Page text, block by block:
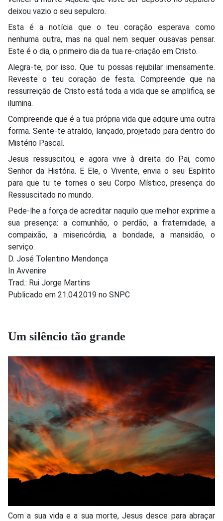
deixou vazio o seu sepulcro.
Esta é a notícia que o teu coração esperava como
nenhuma outra, mas na qual nem sequer ousavas pensar.
Este é o dia, o primeiro dia da tua re-criação em Cristo.
Alegra-te, por isso. Que tu possas rejubilar imensamente.
Reveste o teu coração de festa. Compreende que na
ressurreição de Cristo está toda a vida que se amplifica, se
ilumina.
Compreende que é a tua própria vida que adquire uma outra
forma. Sente-te atraído, lançado, projetado para dentro do
Mistério Pascal.
Jesus ressuscitou, e agora vive à direita do Pai, como
Senhor da História. E Ele, o Vivente, envia o seu Espírito
para que tu te tornes o seu Corpo Místico, presença do
Ressuscitado no mundo.
Pede-lhe a força de acreditar naquilo que melhor exprime a
sua presença: a comunhão, o perdão, a fraternidade, a
compaixão, a misericórdia, a bondade, a mansidão, o
serviço.
D. José Tolentino Mendonça
In Avvenire
Trad.: Rui Jorge Martins
Publicado em 21.04.2019 no SNPC
Um silêncio tão grande
Com a sua vida e a sua morte, Jesus desce para abraçar